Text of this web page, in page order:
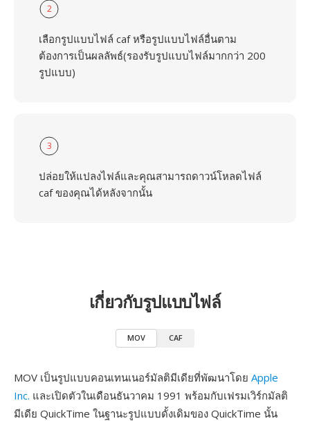
2
เลือกรูปแบบไฟล์ caf หรือรูปแบบไฟล์อื่นตาม
ต้องการเป็นผลลัพธ์(รองรับรูปแบบไฟล์มากกว่า 200
รูปแบบ)
3
ปล่อยให้แปลงไฟล์และคุณสามารถดาวน์โหลดไฟล์
caf ของคุณได้หลังจากนั้น
เกี่ยวกับรูปแบบไฟล์
MOV CAF
MOV เป็นรูปแบบคอนเทนเนอร์มัลติมีเดียที่พัฒนาโดย Apple
Inc. และเปิดตัวในเดือนธันวาคม 1991 พร้อมกับเฟรมเวิร์กมัลติ
มีเดีย QuickTime ในฐานะรูปแบบดั้งเดิมของ QuickTime นั้น